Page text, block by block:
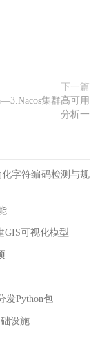
下一篇
—3.Nacos集群高可用
分析一
化字符编码检测与规
GIS可视化模型
发Python包
设施